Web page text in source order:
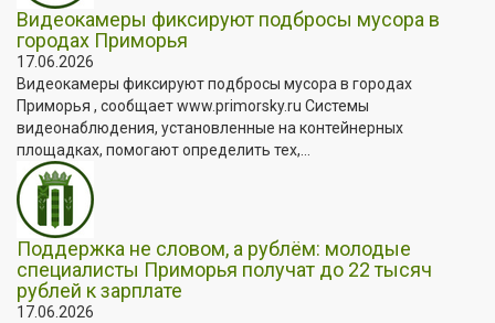
Видеокамеры фиксируют подбросы мусора в
городах Приморья
17.06.2026
Видеокамеры фиксируют подбросы мусора в городах
Приморья , сообщает www.primorsky.ru Системы
видеонаблюдения, установленные на контейнерных
площадках, помогают определить тех,...
Поддержка не словом, а рублём: молодые
специалисты Приморья получат до 22 тысяч
рублей к зарплате
17.06.2026